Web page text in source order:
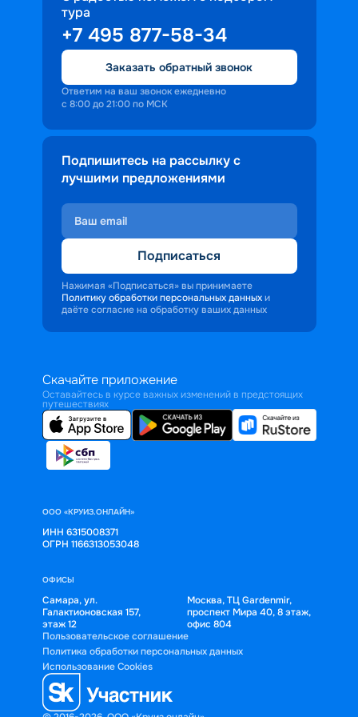
доброжелательность и заинтересованность
персонала корабля в каждом госте.
Ступая на борт теплохода, пассажиры
попадают в совершенно иную атмосферу,
где властвует тяга к приключениям и
открытиям.
тура
+7 495 877-58-34
Заказать обратный звонок
Ответим на ваш звонок ежедневно
с 8:00 до 21:00 по МСК
Подпишитесь на рассылку с
лучшими предложениями
Подписаться
Нажимая «Подписаться» вы принимаете
Политику обработки персональных данных и
даёте согласие на обработку ваших данных
Скачайте приложение
Оставайтесь в курсе важных изменений в предстоящих
путешествиях
ООО «КРУИЗ.ОНЛАЙН»
ИНН 6315008371
ОГРН 1166313053048
ОФИСЫ
Самара, ул.
Галактионовская 157,
этаж 12
Москва, ТЦ Gardenmir,
проспект Мира 40, 8 этаж,
офис 804
Пользовательское соглашение
Политика обработки персональных данных
Использование Cookies